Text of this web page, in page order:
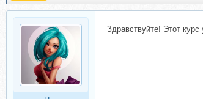
Здравствуйте! Этот